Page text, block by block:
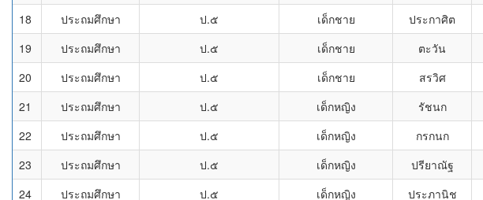
18
ประถมศึกษา ป.๕ เด็กชาย ประกาศิต
19
ประถมศึกษา ป.๕ เด็กชาย ตะวัน
20
ประถมศึกษา ป.๕ เด็กชาย สรวิศ
21
ประถมศึกษา ป.๕ เด็กหญิง รัชนก
22
ประถมศึกษา ป.๕ เด็กหญิง กรกนก
23
ประถมศึกษา ป.๕ เด็กหญิง ปรียาณัฐ
24
ประถมศึกษา ป.๕ เด็กหญิง ประภานิช